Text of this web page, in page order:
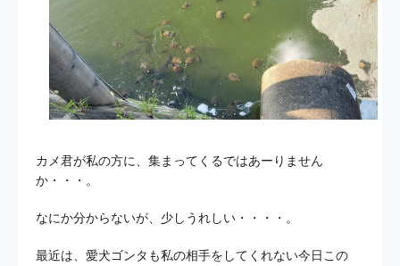
カメ君が私の方に、集まってくるではあーりません
か・・・。
なにか分からないが、少しうれしい・・・・。
最近は、愛犬ゴンタも私の相手をしてくれない今日この